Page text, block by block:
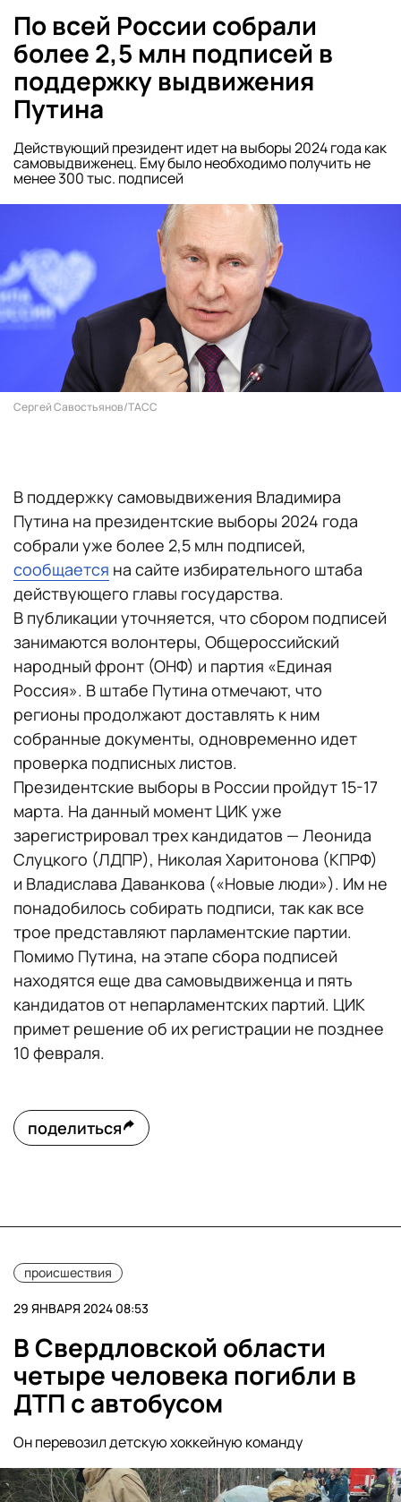
По всей России собрали
более 2,5 млн подписей в
поддержку выдвижения
Путина
Действующий президент идет на выборы 2024 года как
самовыдвиженец. Ему было необходимо получить не
менее 300 тыс. подписей
Сергей Савостьянов/ТАСС
В поддержку самовыдвижения Владимира
Путина на президентские выборы 2024 года
собрали уже более 2,5 млн подписей,
сообщается на сайте избирательного штаба
действующего главы государства.
В публикации уточняется, что сбором подписей
занимаются волонтеры, Общероссийский
народный фронт (ОНФ) и партия «Единая
Россия». В штабе Путина отмечают, что
регионы продолжают доставлять к ним
собранные документы, одновременно идет
проверка подписных листов.
Президентские выборы в России пройдут 15-17
марта. На данный момент ЦИК уже
зарегистрировал трех кандидатов — Леонида
Слуцкого (ЛДПР), Николая Харитонова (КПРФ)
и Владислава Даванкова («Новые люди»). Им не
понадобилось собирать подписи, так как все
трое представляют парламентские партии.
Помимо Путина, на этапе сбора подписей
находятся еще два самовыдвиженца и пять
кандидатов от непарламентских партий. ЦИК
примет решение об их регистрации не позднее
10 февраля.
поделиться
происшествия
29 ЯНВАРЯ 2024 08:53
В Свердловской области
четыре человека погибли в
ДТП с автобусом
Он перевозил детскую хоккейную команду